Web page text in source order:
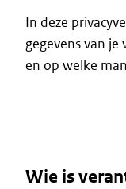
In deze
gegevens van
en op welke
Wie is